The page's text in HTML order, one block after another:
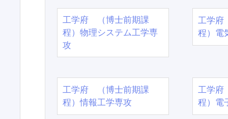
工学府 （博士前期課
程）物理システム工学専
攻
工学
程）電
工学府 （博士前期課
程）情報工学専攻
工学
程）電